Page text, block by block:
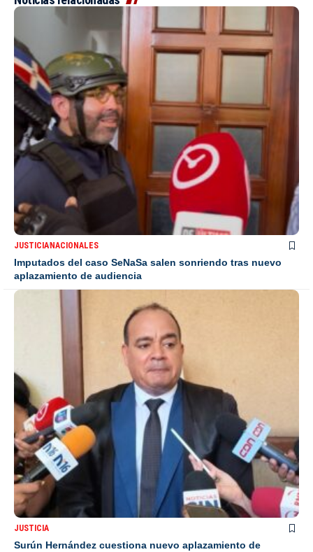
JUSTICIANACIONALES
Imputados del caso SeNaSa salen sonriendo tras nuevo
aplazamiento de audiencia
JUSTICIA
Surún Hernández cuestiona nuevo aplazamiento de